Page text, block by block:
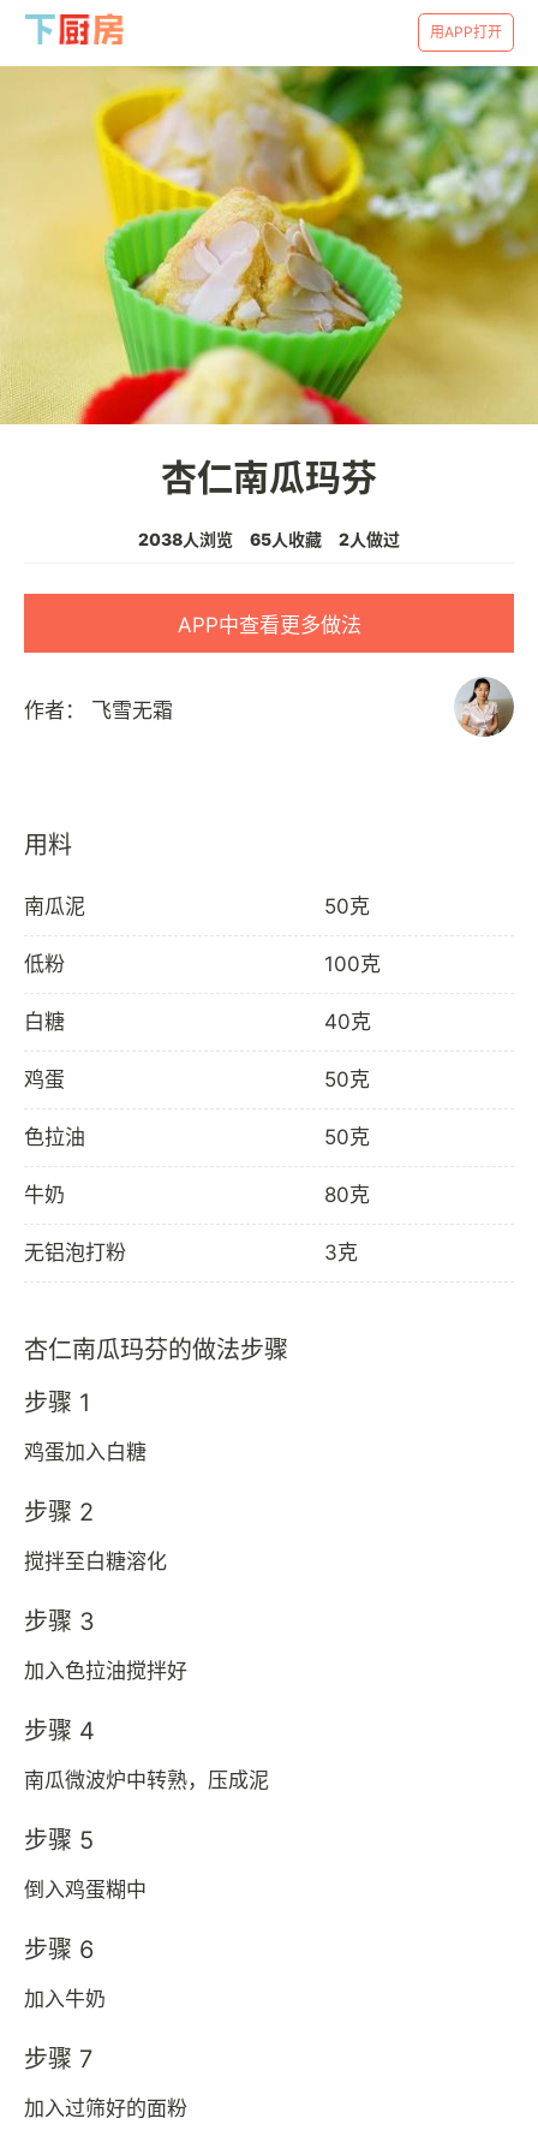
用APP打开
杏仁南瓜玛芬
2038人浏览 65人收藏 2人做过
APP中查看更多做法
作者： 飞雪无霜
用料
南瓜泥 50克
低粉 100克
白糖 40克
鸡蛋 50克
色拉油 50克
牛奶 80克
无铝泡打粉 3克
杏仁南瓜玛芬的做法步骤
步骤 1
鸡蛋加入白糖
步骤 2
搅拌至白糖溶化
步骤 3
加入色拉油搅拌好
步骤 4
南瓜微波炉中转熟，压成泥
步骤 5
倒入鸡蛋糊中
步骤 6
加入牛奶
步骤 7
加入过筛好的面粉